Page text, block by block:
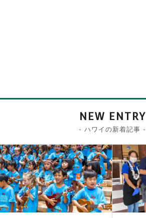
NEW ENTRY
- ハワイの新着記事 -